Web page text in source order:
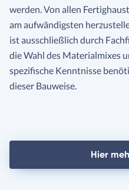
werden. Von allen
am aufwändigsten
ist ausschließlich durch
die Wahl des Materialmixes
spezifische Kenntnisse
dieser Bauweise.
Hier